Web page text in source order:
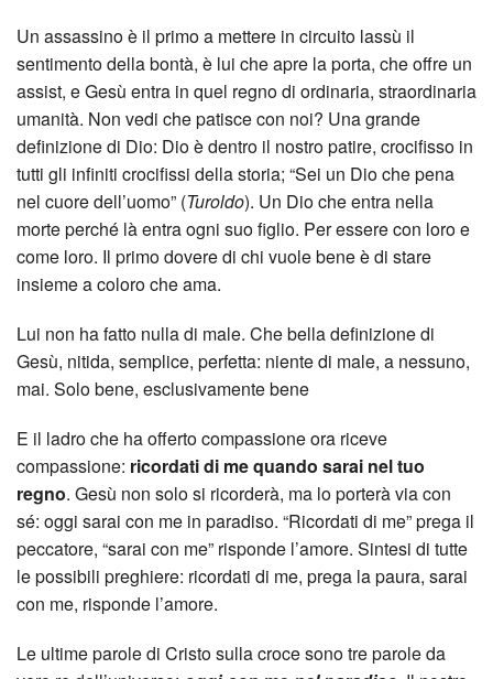
Un assassino è il primo a mettere in circuito lassù il
sentimento della bontà, è lui che apre la porta, che offre un
assist, e Gesù entra in quel regno di ordinaria, straordinaria
umanità. Non vedi che patisce con noi? Una grande
definizione di Dio: Dio è dentro il nostro patire, crocifisso in
tutti gli infiniti crocifissi della storia; “Sei un Dio che pena
nel cuore dell’uomo” (Turoldo). Un Dio che entra nella
morte perché là entra ogni suo figlio. Per essere con loro e
come loro. Il primo dovere di chi vuole bene è di stare
insieme a coloro che ama.
Lui non ha fatto nulla di male. Che bella definizione di
Gesù, nitida, semplice, perfetta: niente di male, a nessuno,
mai. Solo bene, esclusivamente bene
E il ladro che ha offerto compassione ora riceve
compassione: ricordati di me quando sarai nel tuo
regno. Gesù non solo si ricorderà, ma lo porterà via con
sé: oggi sarai con me in paradiso. “Ricordati di me” prega il
peccatore, “sarai con me” risponde l’amore. Sintesi di tutte
le possibili preghiere: ricordati di me, prega la paura, sarai
con me, risponde l’amore.
Le ultime parole di Cristo sulla croce sono tre parole da